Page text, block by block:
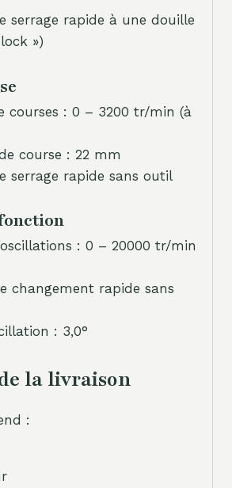
serrage rapide à une douille
»)
courses : 0 – 3200 tr/min (à
course : 22 mm
serrage rapide sans outil
: 0 – 20000 tr/min
changement rapide sans
: 3,0°
la livraison
: